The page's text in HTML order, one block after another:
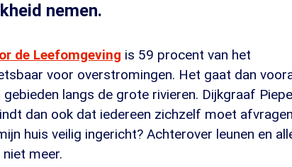
nemen.
de Leefomgeving is 59 procent van het
voor overstromingen. Het gaat dan
langs de grote rivieren. Dijkgraaf
dan ook dat iedereen zichzelf moet
huis veilig ingericht? Achterover leunen en
meer.